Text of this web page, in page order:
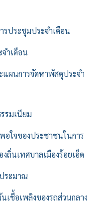
รประชุมประจำเดือน
ำเดือน
แผนการจัดหาพัสดุประจำ
รมเนียม
ใจของประชาชนในการ
ถิ่นเทศบาลเมืองร้อยเอ็ด
ระมาณ
เชื้อเพลิงของรถส่วนกลาง